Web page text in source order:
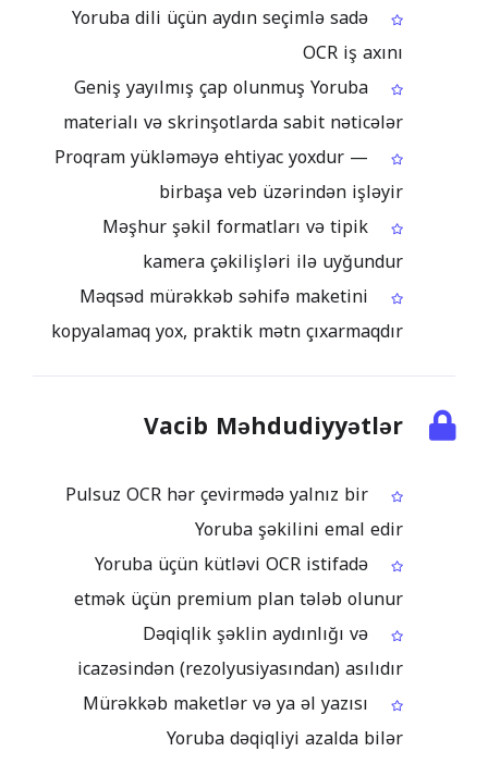
Yoruba dili üçün aydın seçimlə sadə
OCR iş axını
Geniş yayılmış çap olunmuş Yoruba
materialı və skrinşotlarda sabit nəticələr
Proqram yükləməyə ehtiyac yoxdur —
birbaşa veb üzərindən işləyir
Məşhur şəkil formatları və tipik
kamera çəkilişləri ilə uyğundur
Məqsəd mürəkkəb səhifə maketini
kopyalamaq yox, praktik mətn çıxarmaqdır
Vacib Məhdudiyyətlər
Pulsuz OCR hər çevirmədə yalnız bir
Yoruba şəkilini emal edir
Yoruba üçün kütləvi OCR istifadə
etmək üçün premium plan tələb olunur
Dəqiqlik şəklin aydınlığı və
icazəsindən (rezolyusiyasından) asılıdır
Mürəkkəb maketlər və ya əl yazısı
Yoruba dəqiqliyi azalda bilər